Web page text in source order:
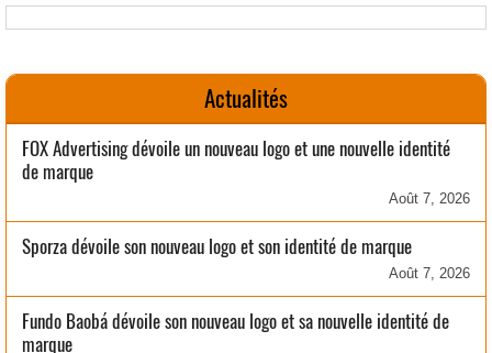
Actualités
FOX Advertising dévoile un nouveau logo et une nouvelle identité
de marque
Août 7, 2026
Sporza dévoile son nouveau logo et son identité de marque
Août 7, 2026
Fundo Baobá dévoile son nouveau logo et sa nouvelle identité de
marque